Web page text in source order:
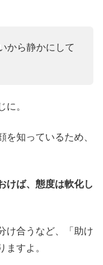
から静かにして
に。
を知っているため、
けば、態度は軟化し
け合うなど、「助け
ますよ。